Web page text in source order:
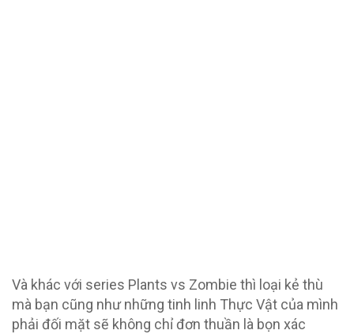
Và khác với series Plants vs Zombie thì loại kẻ thù
mà bạn cũng như những tinh linh Thực Vật của mình
phải đối mặt sẽ không chỉ đơn thuần là bọn xác